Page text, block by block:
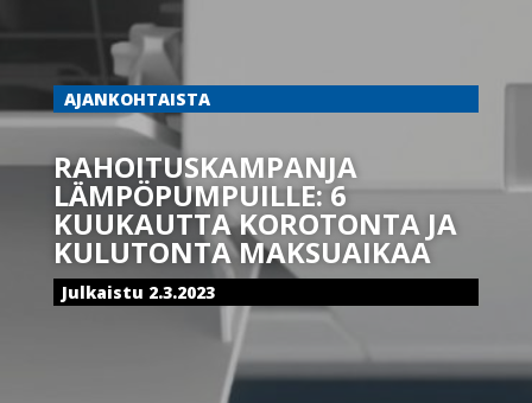
AJANKOHTAISTA
RAHOITUSKAMPANJA
LÄMPÖPUMPUILLE: 6
KUUKAUTTA KOROTONTA JA
KULUTONTA MAKSUAIKAA
Julkaistu 2.3.2023